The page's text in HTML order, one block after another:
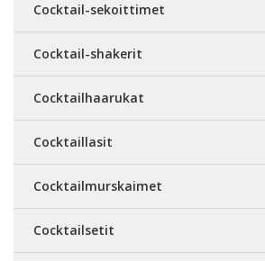
Cocktail-sekoittimet
Cocktail-shakerit
Cocktailhaarukat
Cocktaillasit
Cocktailmurskaimet
Cocktailsetit